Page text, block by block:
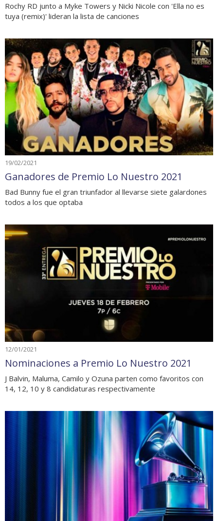
Rochy RD junto a Myke Towers y Nicki Nicole con 'Ella no es
tuya (remix)' lideran la lista de canciones
19/02/2021
Ganadores de Premio Lo Nuestro 2021
Bad Bunny fue el gran triunfador al llevarse siete galardones
todos a los que optaba
12/01/2021
Nominaciones a Premio Lo Nuestro 2021
J Balvin, Maluma, Camilo y Ozuna parten como favoritos con
14, 12, 10 y 8 candidaturas respectivamente